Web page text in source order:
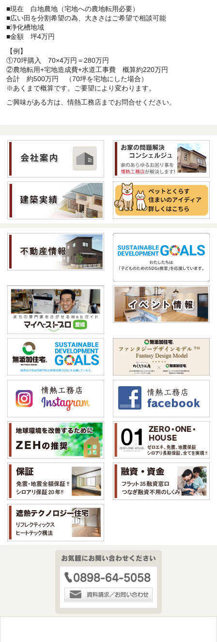
■現在 白地農地（宅地への農地転用必要）
■広い田を分割希望の為、大きさはご希望で相談可能
■浄化槽地域
■金額 坪4万円
【例】
①70坪購入 70×4万円＝280万円
②農地転用+宅地造成費+水道工事費 概算約220万円
合計 約500万円 （70坪を宅地にした場合）
※あくまで概算です。ご要望により変わります。
ご興味がある方は、情熱工務店までお問合せください。